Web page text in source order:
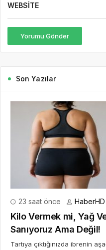
WEBSITE
Yorumu Gönder
Son Yazılar
23 saat önce HaberHD
Kilo Vermek mi, Yağ
Sanıyoruz Ama Değil!
Tartıya çıktığınızda ibrenin